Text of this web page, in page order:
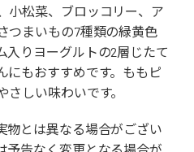
小松菜、ブロッコリー、ア
つまいもの7種類の緑黄色
入りヨーグルトの2層じたて
にもおすすめです。ももピ
しい味わいです。
物とは異なる場合がござい